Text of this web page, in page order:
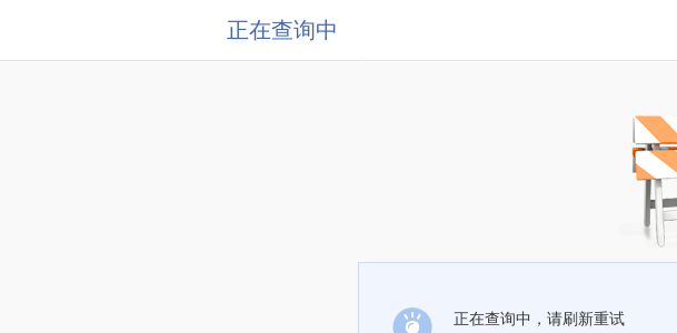
正在查询中
正在查询中，请刷新重试